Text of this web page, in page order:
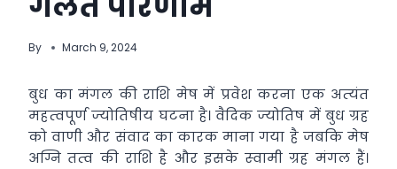
By March 9, 2024
बुध का मंगल की राशि मेष में प्रवेश करना एक अत्‍यंत
महत्‍वपूर्ण ज्‍योतिषीय घटना है। वैदिक ज्‍योतिष में बुध ग्रह
को वाणी और संवाद का कारक माना गया है जबकि मेष
अग्नि तत्‍व की राशि है और इसके स्‍वामी ग्रह मंगल हैं।